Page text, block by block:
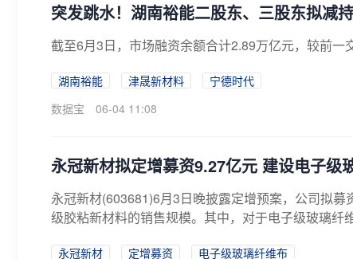
突发跳水！湖南裕能二股东、三股东拟减
截至6月3日，市场融资余额合计2.89万亿元，较前一
湖南裕能 津晟新材料
宁德时代
数据宝
06-04 11:08
永冠新材拟定增募资9.27亿元 建设电子级
永冠新材(603681)6月3日晚披露定增预案，公司拟
级胶粘新材料的销售规模。其中，对于电子级玻璃纤
永冠新材 定增募资
电子级玻璃纤维布